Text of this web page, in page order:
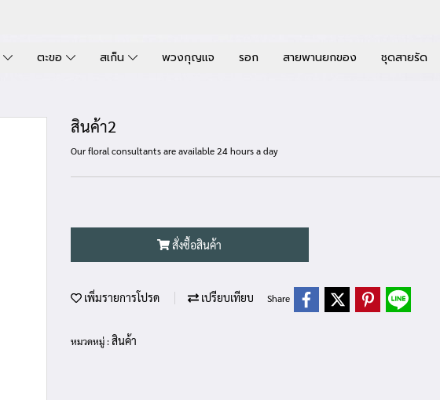
ตะขอ สเก็น พวงกุญแจ รอก สายพานยกของ ชุดสายรัด
สินค้า2
Our floral consultants are available 24 hours a day
สั่งซื้อสินค้า
เพิ่มรายการโปรด เปรียบเทียบ Share
หมวดหมู่ :สินค้า